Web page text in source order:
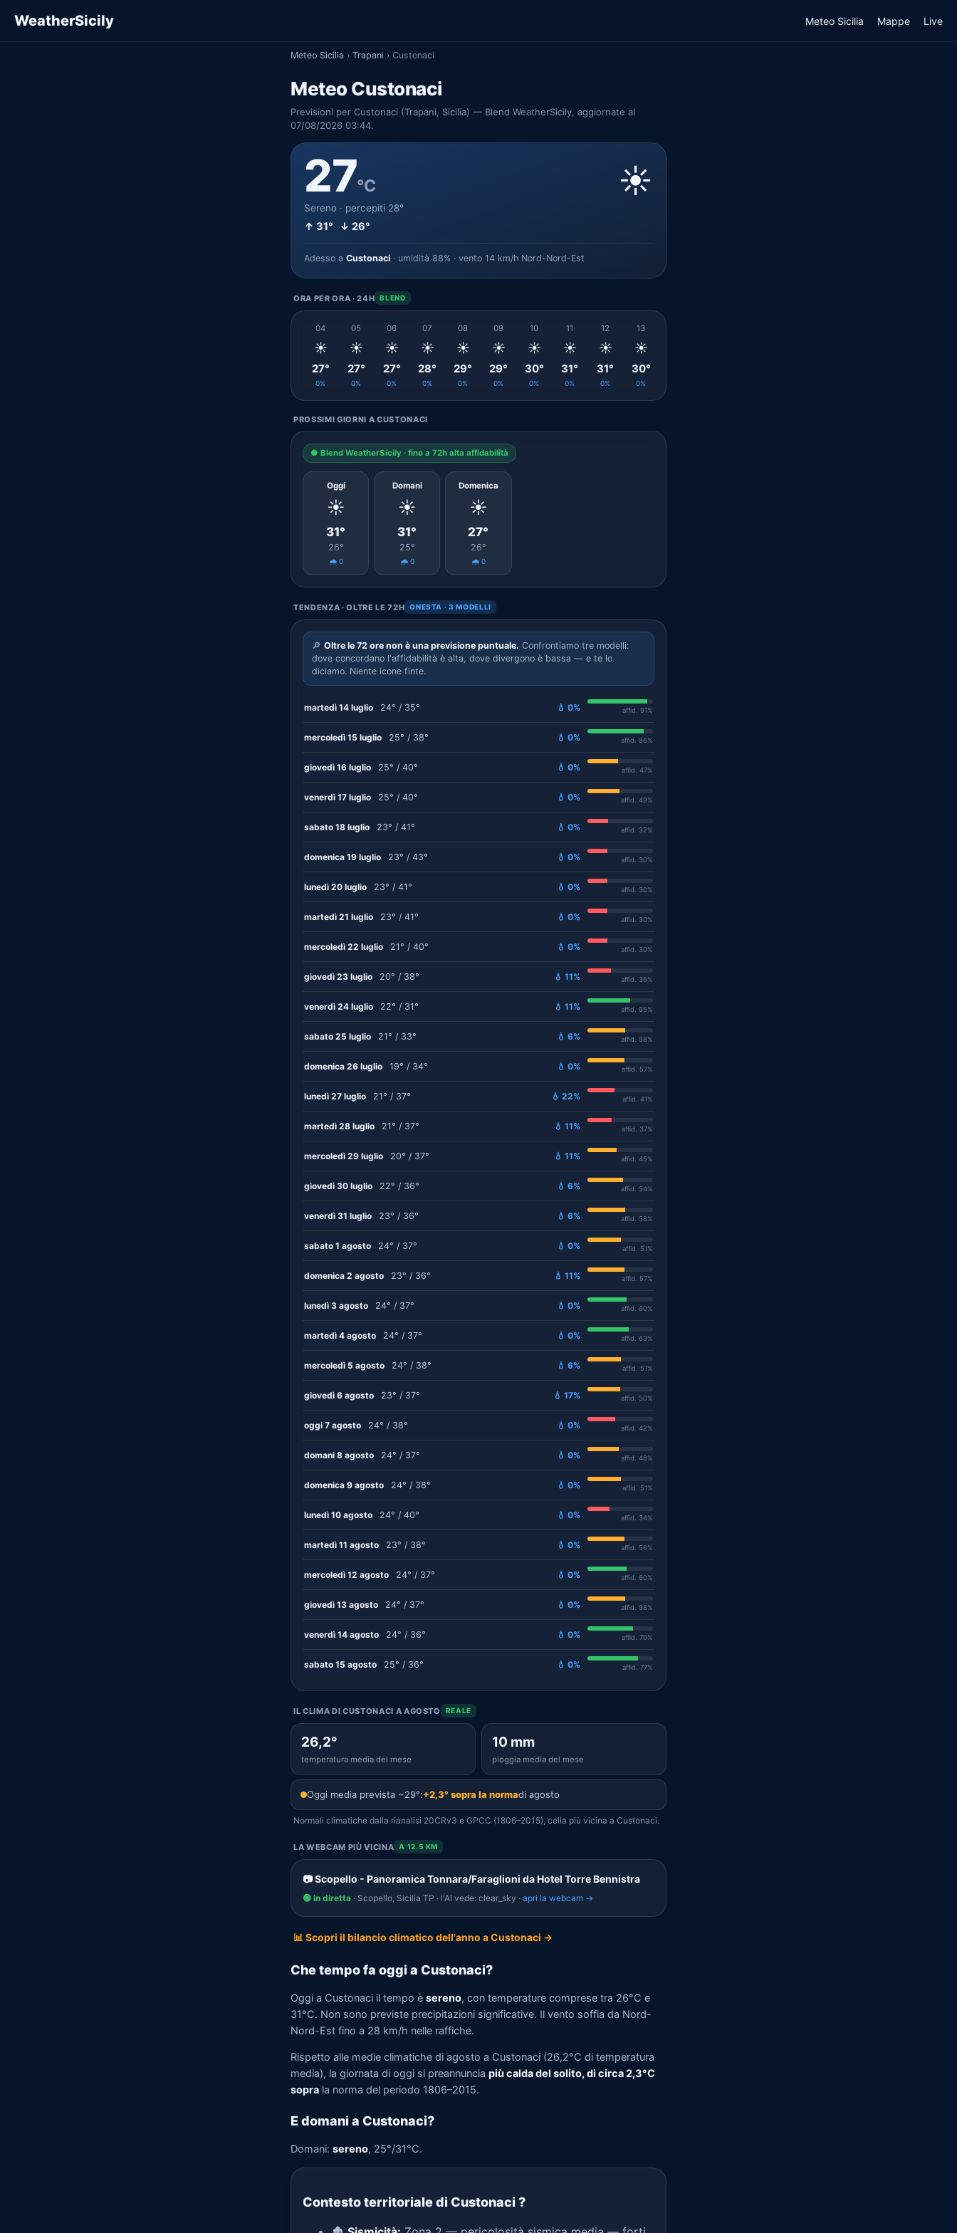
WeatherSicily Meteo Sicilia Mappe Live
Meteo Sicilia › Trapani › Custonaci
Meteo Custonaci
Previsioni per Custonaci (Trapani, Sicilia) — Blend WeatherSicily, aggiornate al
07/08/2026 03:44.
27°C
Sereno · percepiti 28°
↑ 31° ↓ 26°
☀️
Adesso a Custonaci · umidità 88% · vento 14 km/h Nord-Nord-Est
ORA PER ORA · 24H BLEND
04
☀️
27°
0%
05
☀️
27°
0%
06
☀️
27°
0%
07
☀️
28°
0%
08
☀️
29°
0%
09
☀️
29°
0%
10
☀️
30°
0%
11
☀️
31°
0%
12
☀️
31°
0%
13
☀️
30°
0%
PROSSIMI GIORNI A CUSTONACI
● Blend WeatherSicily · fino a 72h alta affidabilità
Oggi
☀️
31°
26°
🌧️ 0
Domani
☀️
31°
25°
🌧️ 0
Domenica
☀️
27°
26°
🌧️ 0
TENDENZA · OLTRE LE 72H ONESTA · 3 MODELLI
🔎 Oltre le 72 ore non è una previsione puntuale. Confrontiamo tre modelli:
dove concordano l'affidabilità è alta, dove divergono è bassa — e te lo
diciamo. Niente icone finte.
martedì 14 luglio 24° / 35° 💧 0% affid. 91%
mercoledì 15 luglio 25° / 38° 💧 0% affid. 86%
giovedì 16 luglio 25° / 40° 💧 0% affid. 47%
venerdì 17 luglio 25° / 40° 💧 0% affid. 49%
sabato 18 luglio 23° / 41° 💧 0% affid. 32%
domenica 19 luglio 23° / 43° 💧 0% affid. 30%
lunedì 20 luglio 23° / 41° 💧 0% affid. 30%
martedì 21 luglio 23° / 41° 💧 0% affid. 30%
mercoledì 22 luglio 21° / 40° 💧 0% affid. 30%
giovedì 23 luglio 20° / 38° 💧 11% affid. 36%
venerdì 24 luglio 22° / 31° 💧 11% affid. 65%
sabato 25 luglio 21° / 33° 💧 6% affid. 58%
domenica 26 luglio 19° / 34° 💧 0% affid. 57%
lunedì 27 luglio 21° / 37° 💧 22% affid. 41%
martedì 28 luglio 21° / 37° 💧 11% affid. 37%
mercoledì 29 luglio 20° / 37° 💧 11% affid. 45%
giovedì 30 luglio 22° / 36° 💧 6% affid. 54%
venerdì 31 luglio 23° / 36° 💧 6% affid. 58%
sabato 1 agosto 24° / 37° 💧 0% affid. 51%
domenica 2 agosto 23° / 36° 💧 11% affid. 57%
lunedì 3 agosto 24° / 37° 💧 0% affid. 60%
martedì 4 agosto 24° / 37° 💧 0% affid. 63%
mercoledì 5 agosto 24° / 38° 💧 6% affid. 51%
giovedì 6 agosto 23° / 37° 💧 17% affid. 50%
oggi 7 agosto 24° / 38° 💧 0% affid. 42%
domani 8 agosto 24° / 37° 💧 0% affid. 48%
domenica 9 agosto 24° / 38° 💧 0% affid. 51%
lunedì 10 agosto 24° / 40° 💧 0% affid. 34%
martedì 11 agosto 23° / 38° 💧 0% affid. 56%
mercoledì 12 agosto 24° / 37° 💧 0% affid. 60%
giovedì 13 agosto 24° / 37° 💧 0% affid. 58%
venerdì 14 agosto 24° / 36° 💧 0% affid. 70%
sabato 15 agosto 25° / 36° 💧 0% affid. 77%
IL CLIMA DI CUSTONACI A AGOSTO REALE
26,2°
temperatura media del mese
10 mm
pioggia media del mese
Oggi media prevista ~29°:+2,3° sopra la normadi agosto
Normali climatiche dalla rianalisi 20CRv3 e GPCC (1806–2015), cella più vicina a Custonaci.
LA WEBCAM PIÙ VICINA A 12.5 KM
📷 Scopello - Panoramica Tonnara/Faraglioni da Hotel Torre Bennistra
🟢 in diretta · Scopello, Sicilia TP · l'AI vede: clear_sky · apri la webcam →
📊 Scopri il bilancio climatico dell'anno a Custonaci →
Che tempo fa oggi a Custonaci?
Oggi a Custonaci il tempo è sereno, con temperature comprese tra 26°C e
31°C. Non sono previste precipitazioni significative. Il vento soffia da Nord-
Nord-Est fino a 28 km/h nelle raffiche.
Rispetto alle medie climatiche di agosto a Custonaci (26,2°C di temperatura
media), la giornata di oggi si preannuncia più calda del solito, di circa 2,3°C
sopra la norma del periodo 1806–2015.
E domani a Custonaci?
Domani: sereno, 25°/31°C.
Contesto territoriale di Custonaci ?